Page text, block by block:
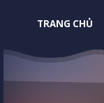
TRANG CHỦ